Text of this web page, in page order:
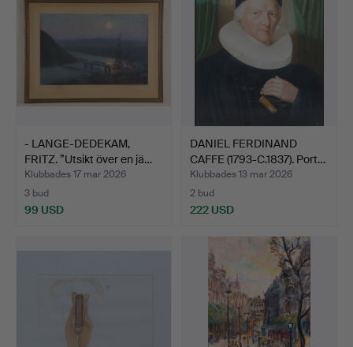
- LANGE-DEDEKAM,
FRITZ. ”Utsikt över en jä…
Klubbades 17 mar 2026
3 bud
99 USD
DANIEL FERDINAND
CAFFE (1793-C.1837). Port…
Klubbades 13 mar 2026
2 bud
222 USD